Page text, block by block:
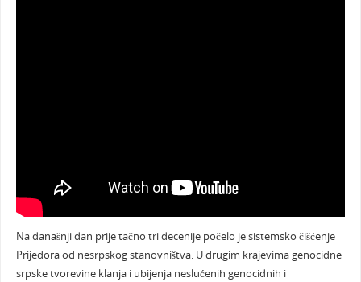
Na današnji dan prije tačno tri decenije počelo je sistemsko čišćenje
Prijedora od nesrpskog stanovništva. U drugim krajevima genocidne
srpske tvorevine klanja i ubijenja neslućenih genocidnih i